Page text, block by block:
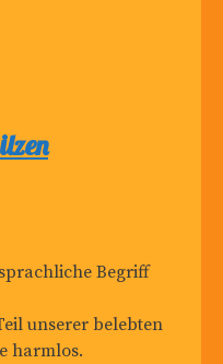
Begriff
unserer belebten
harmlos.